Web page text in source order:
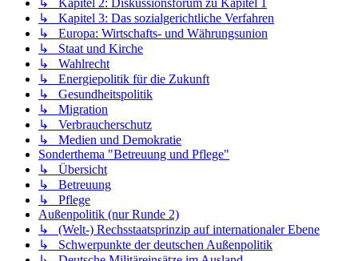
↳ Kapitel 3: Das sozialgerichtliche Verfahren
↳ Europa: Wirtschafts- und Währungsunion
↳ Staat und Kirche
↳ Wahlrecht
↳ Energiepolitik für die Zukunft
↳ Gesundheitspolitik
↳ Migration
↳ Verbraucherschutz
↳ Medien und Demokratie
Sonderthema "Betreuung und Pflege"
↳ Übersicht
↳ Betreuung
↳ Pflege
Außenpolitik (nur Runde 2)
↳ (Welt-) Rechsstaatsprinzip auf internationaler Ebene
↳ Schwerpunkte der deutschen Außenpolitik